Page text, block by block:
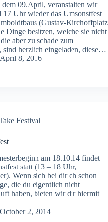
dem 09.April, veranstalten wir
17 Uhr wieder das Umsonstfest
(Gustav-Kirchoffplatz
Dinge besitzen, welche sie nicht
aber zu schade zum
sind herzlich eingeladen, diese…
April 8, 2016
Festival
am 18.10.14 findet
statt (13 – 18 Uhr,
Wenn sich bei dir eh schon
die du eigentlich nicht
haben, bieten wir dir hiermit
October 2, 2014